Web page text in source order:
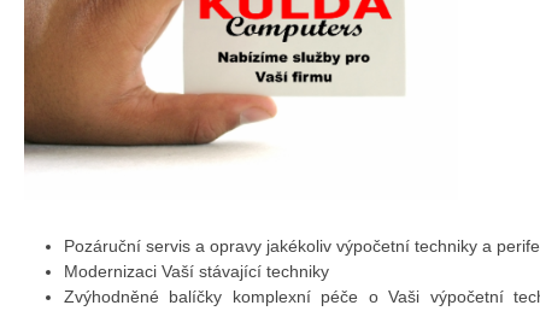
Pozáruční servis a opravy jakékoliv výpočetní techniky a
Modernizaci Vaší stávající techniky
Zvýhodněné balíčky komplexní péče o Vaši výpočetní